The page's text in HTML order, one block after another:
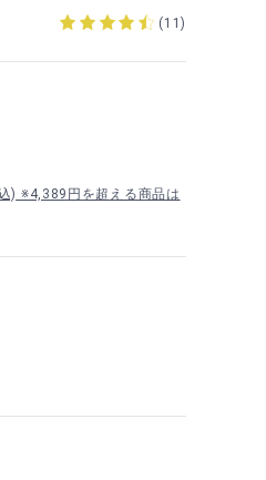
(11)
) ※4,389円を超える商品は